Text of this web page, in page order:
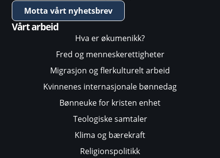
Motta vårt nyhetsbrev
Vårt arbeid
Hva er økumenikk?
Fred og menneskerettigheter
Migrasjon og flerkulturelt arbeid
Kvinnenes internasjonale bønnedag
Bønneuke for kristen enhet
Teologiske samtaler
Klima og bærekraft
Religionspolitikk